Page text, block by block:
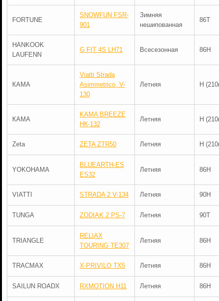
FORTUNE
SNOWFUN FSR-
901
Зимняя
нешипованная
86T
HANKOOK
LAUFENN
G FIT 4S LH71 Всесезонная 86H
КАМА
Viatti Strada
Asimmetrico, V-
130
Летняя H
КАМА
KAMA BREEZE
НК-132
Летняя H
Zeta ZETA ZTR50 Летняя H
YOKOHAMA
BLUEARTH-ES
ES32
Летняя 86H
VIATTI STRADA 2 V-134 Летняя 90H
TUNGA ZODIAK 2 PS-7 Летняя 90T
TRIANGLE
RELIAX
TOURING TE307
Летняя 86H
TRACMAX X-PRIVILO TX5 Летняя 86H
SAILUN ROADX RXMOTION H11 Летняя 86H